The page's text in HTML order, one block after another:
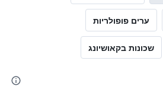
ערים פופולריות
שכונות בקאושיונג